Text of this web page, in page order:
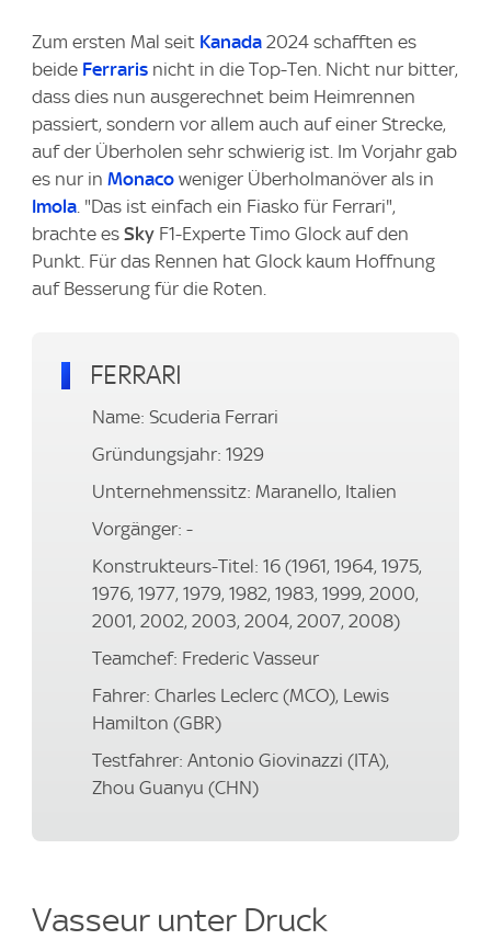
Zum ersten Mal seit Kanada 2024 schafften es
beide Ferraris nicht in die Top-Ten. Nicht nur bitter,
dass dies nun ausgerechnet beim Heimrennen
passiert, sondern vor allem auch auf einer Strecke,
auf der Überholen sehr schwierig ist. Im Vorjahr gab
es nur in Monaco weniger Überholmanöver als in
Imola. "Das ist einfach ein Fiasko für Ferrari",
brachte es Sky F1-Experte Timo Glock auf den
Punkt. Für das Rennen hat Glock kaum Hoffnung
auf Besserung für die Roten.
FERRARI
Name: Scuderia Ferrari
Gründungsjahr: 1929
Unternehmenssitz: Maranello, Italien
Vorgänger: -
Konstrukteurs-Titel: 16 (1961, 1964, 1975,
1976, 1977, 1979, 1982, 1983, 1999, 2000,
2001, 2002, 2003, 2004, 2007, 2008)
Teamchef: Frederic Vasseur
Fahrer: Charles Leclerc (MCO), Lewis
Hamilton (GBR)
Testfahrer: Antonio Giovinazzi (ITA),
Zhou Guanyu (CHN)
Vasseur unter Druck